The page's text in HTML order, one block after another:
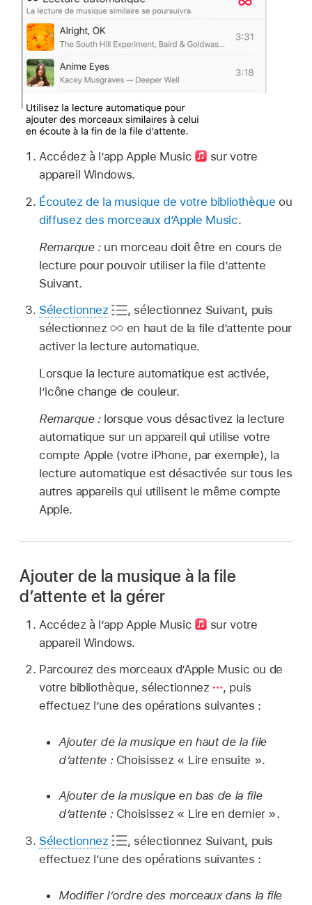
Accédez à l’app Apple Music
sur votre
appareil Windows.
Écoutez de la musique de votre bibliothèque ou
diffusez des morceaux dʼApple Music.
Remarque : un morceau doit être en cours de
lecture pour pouvoir utiliser la file d’attente
Suivant.
Sélectionnez
, sélectionnez Suivant, puis
sélectionnez
en haut de la file dʼattente pour
activer la lecture automatique.
Lorsque la lecture automatique est activée,
lʼicône change de couleur.
Remarque : lorsque vous désactivez la lecture
automatique sur un appareil qui utilise votre
compte Apple (votre iPhone, par exemple), la
lecture automatique est désactivée sur tous les
autres appareils qui utilisent le même compte
Apple.
Ajouter de la musique à la file
d’attente et la gérer
Accédez à l’app Apple Music
sur votre
appareil Windows.
Parcourez des morceaux dʼApple Music ou de
votre bibliothèque, sélectionnez
, puis
effectuez lʼune des opérations suivantes :
Ajouter de la musique en haut de la file
d’attente :Choisissez « Lire ensuite ».
Ajouter de la musique en bas de la file
d’attente :Choisissez « Lire en dernier ».
Sélectionnez
, sélectionnez Suivant, puis
effectuez l’une des opérations suivantes :
Modifier l’ordre des morceaux dans la file